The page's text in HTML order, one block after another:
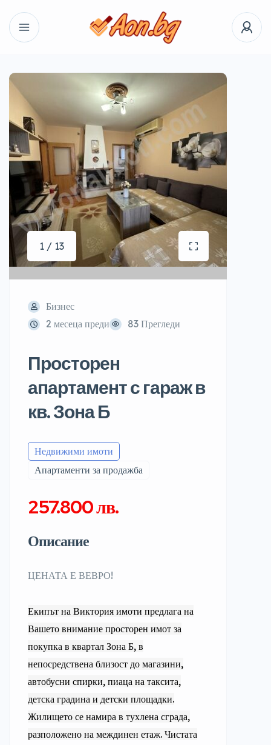
1 / 13
Бизнес
2 месеца преди
83 Прегледи
Просторен
апартамент с гараж в
кв. Зона Б
Недвижими имоти
Апартаменти за продажба
257.800 лв.
Описание
ЦЕНАТА Е ВЕВРО!
Екипът на Виктория имоти предлага на
Вашето внимание просторен имот за
покупка в квартал Зона Б, в
непосредствена близост до магазини,
автобусни спирки, пиаца на таксита,
детска градина и детски площадки.
Жилището се намира в тухлена сграда,
разположено на междинен етаж. Чистата